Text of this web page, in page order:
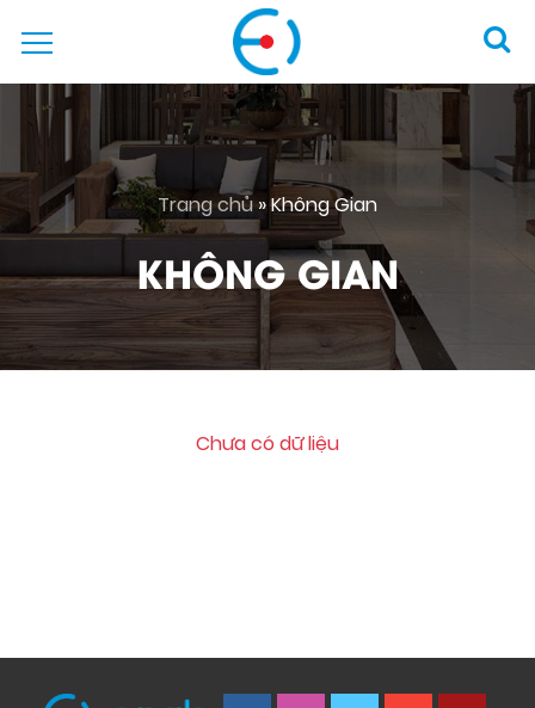
Trang chủ»Không Gian
KHÔNG GIAN
Chưa có dữ liệu